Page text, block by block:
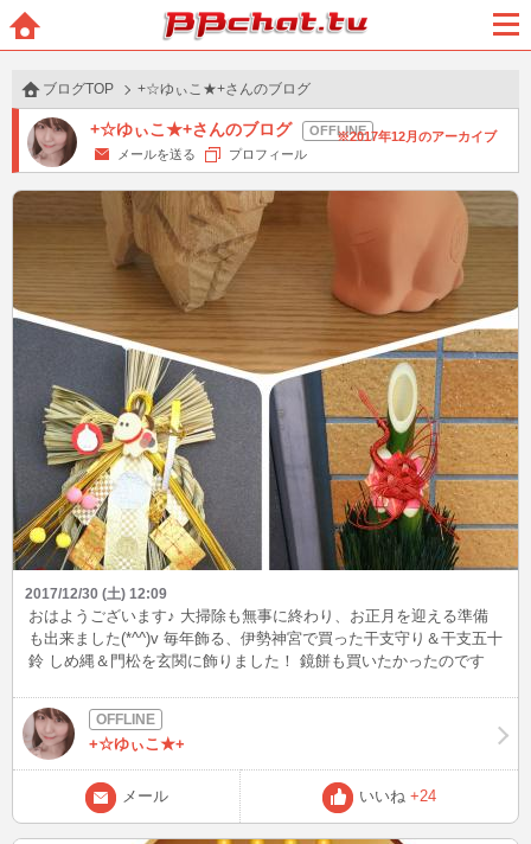
BBchatTV
ブログTOP +☆ゆぃこ★+さんのブログ
+☆ゆぃこ★+さんのブログ
2017年12月のアーカイブ
メールを送る
プロフィール
2017/12/30 (土) 12:09
おはようございます♪ 大掃除も無事に終わり、お正月を迎える準備
も出来ました(*^^)v 毎年飾る、伊勢神宮で買った干支守り＆干支五十
鈴 しめ縄＆門松を玄関に飾りました！ 鏡餅も買いたかったのです
は今日はとても良いお天気です(^^)/ お出かけして来ます♪ 皆様良い
お年をお迎えください！
+☆ゆぃこ★+
メール いいね +24